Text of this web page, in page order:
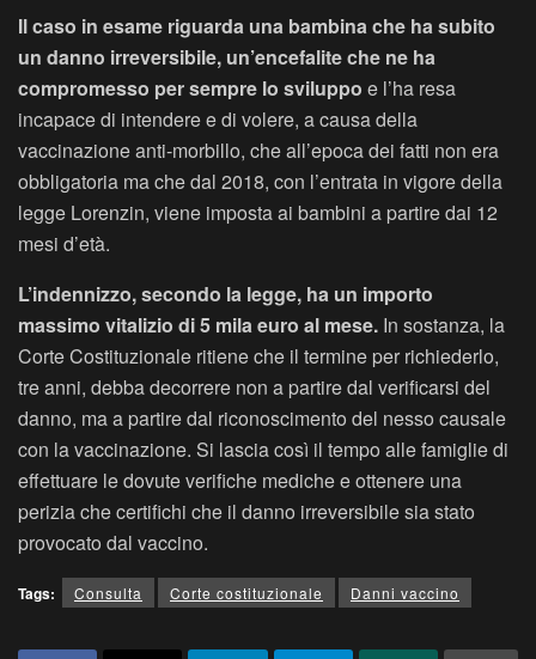
Il caso in esame riguarda una bambina che ha subito
un danno irreversibile, un’encefalite che ne ha
compromesso per sempre lo sviluppo e l’ha resa
incapace di intendere e di volere, a causa della
vaccinazione anti-morbillo, che all’epoca dei fatti non era
obbligatoria ma che dal 2018, con l’entrata in vigore della
legge Lorenzin, viene imposta ai bambini a partire dai 12
mesi d’età.
L’indennizzo, secondo la legge, ha un importo
massimo vitalizio di 5 mila euro al mese. In sostanza, la
Corte Costituzionale ritiene che il termine per richiederlo,
tre anni, debba decorrere non a partire dal verificarsi del
danno, ma a partire dal riconoscimento del nesso causale
con la vaccinazione. Si lascia così il tempo alle famiglie di
effettuare le dovute verifiche mediche e ottenere una
perizia che certifichi che il danno irreversibile sia stato
provocato dal vaccino.
Tags: Consulta Corte costituzionale Danni vaccino